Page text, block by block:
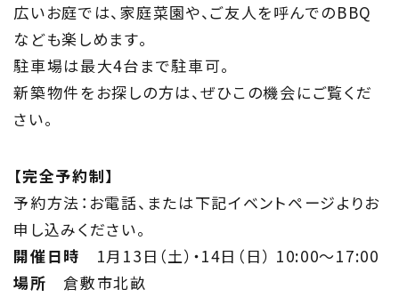
Maintenance
家のメンテナンス
じゅうmado
広いお庭では、家庭菜園や、ご友人を呼んでのBBQ
なども楽しめます。
駐車場は最大4台まで駐車可。
新築物件をお探しの方は、ぜひこの機会にご覧くだ
さい。
【完全予約制】
予約方法：お電話、 または下記イベントページよりお
申し込みください。
開催日時 1月13日（土）・14日（日） 10:00～17:00
場所 倉敷市北畝